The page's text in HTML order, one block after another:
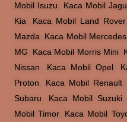
Mobil Isuzu
Kaca Mobil
Kia
Kaca Mobil Land Rover,
Mazda
Kaca Mobil
MG
Kaca Mobil Morris Mini,
Nissan
Kaca Mobil Opel
Proton
Kaca Mobil Renault
Subaru
Kaca Mobil Suzuki
Mobil Timor, Kaca Mobil